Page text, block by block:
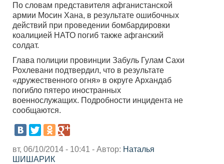
По словам представителя афганистанской
армии Мосин Хана, в результате ошибочных
действий при проведении бомбардировки
коалицией НАТО погиб также афганский
солдат.
Глава полиции провинции Забуль Гулам Сахи
Рохлевани подтвердил, что в результате
«дружественного огня» в округе Архандаб
погибло пятеро иностранных
военнослужащих. Подробности инцидента не
сообщаются.
вт, 06/10/2014 - 10:41 - Автор: Наталья
ШИШАРИК